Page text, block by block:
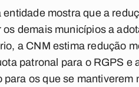
mostra que a
demais municípios a
a CNM estima redução
patronal para o RGPS e
para os que se